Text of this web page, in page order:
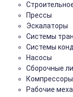
Прессы
Эскалаторы
Системы
Системы
Насосы
Сборочные
Рабочие